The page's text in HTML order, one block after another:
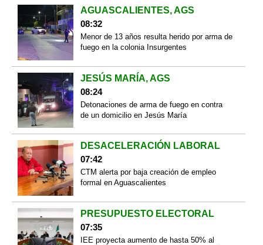
AGUASCALIENTES, AGS
08:32
Menor de 13 años resulta herido por arma de
fuego en la colonia Insurgentes
JESÚS MARÍA, AGS
08:24
Detonaciones de arma de fuego en contra
de un domicilio en Jesús María
DESACELERACIÓN LABORAL
07:42
CTM alerta por baja creación de empleo
formal en Aguascalientes
PRESUPUESTO ELECTORAL
07:35
IEE proyecta aumento de hasta 50% al